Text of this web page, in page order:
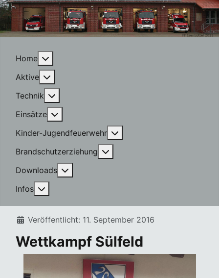
Home
Aktive
Technik
Einsätze
Kinder-Jugendfeuerwehr
Brandschutzerziehung
Downloads
Infos
Details
Veröffentlicht: 11. September 2016
Wettkampf Sülfeld